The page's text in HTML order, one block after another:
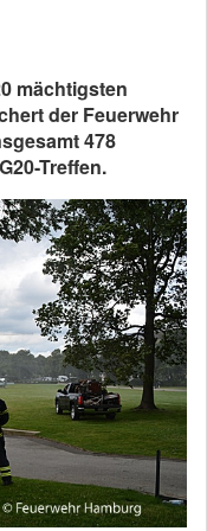
mächtigsten
der Feuerwehr
478
Treffen.